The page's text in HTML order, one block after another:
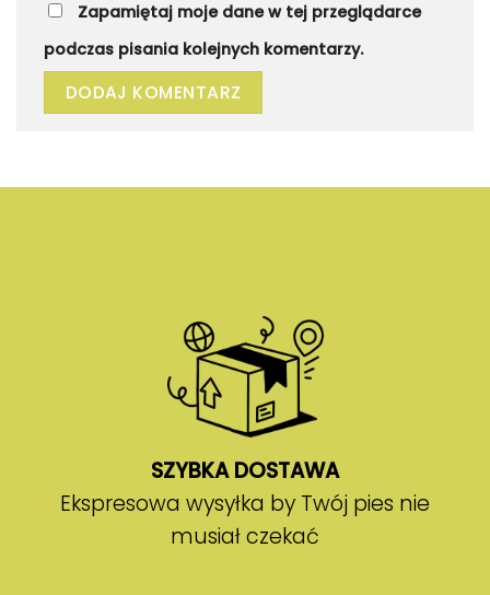
Zapamiętaj moje dane w tej przeglądarce
podczas pisania kolejnych komentarzy.
SZYBKA DOSTAWA
Ekspresowa wysyłka by Twój pies nie
musiał czekać